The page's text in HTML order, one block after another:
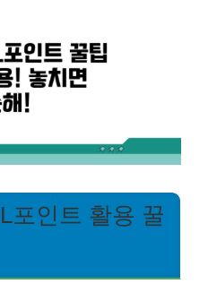
포인트 활용 꿀